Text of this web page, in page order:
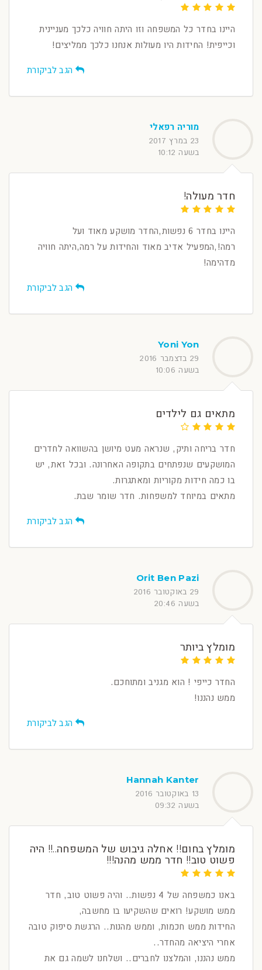
היינו בחדר כל המשפחה וזו היתה חוויה כלכך מעניינית
וכייפית! החידות היו מעולות אנחנו כלכך ממליצים!
הגב לביקורת
מוריה רפאלי
23 במרץ 2017
בשעה 10:12
חדר מעולה!
היינו בחדר 6 נפשות,החדר מושקע מאוד ועל
רמה!,המפעיל אדיב מאוד והחידות על רמה,היתה חוויה
מדהימה!
הגב לביקורת
Yoni Yon
29 בדצמבר 2016
בשעה 10:06
מתאים גם לילדים
חדר בריחה ותיק, שנראה מעט מיושן בהשוואה לחדרים
המושקעים שנפתחים בתקופה האחרונה. ובכל זאת, יש
בו כמה חידות מקוריות ומאתגרות.
מתאים במיוחד למשפחות. חדר שומר שבת.
הגב לביקורת
Orit Ben Pazi
29 באוקטובר 2016
בשעה 20:46
מומלץ ביותר
החדר כייפי ! הוא מגניב ומתוחכם.
ממש נהננו!
הגב לביקורת
Hannah Kanter
13 באוקטובר 2016
בשעה 09:32
מומלץ בחום!! אחלה גיבוש של המשפחה..!! היה
פשוט טוב!! חדר ממש מהנה!!!
באנו כמשפחה של 4 נפשות.. והיה פשוט טוב, חדר
ממש מושקע! רואים שהשקיעו בו מחשבה,
החידות ממש חכמות, וממש מהנות.. הרגשת סיפוק טובה
אחרי היציאה מהחדר..
ממש נהננו, והמלצנו לחברים.. ושלחנו לשמה גם את